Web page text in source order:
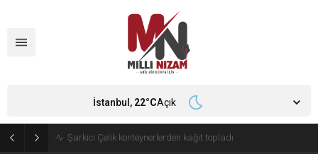
İran 2 ülkeyi birden vurdu
İstanbul, 22°CAçık